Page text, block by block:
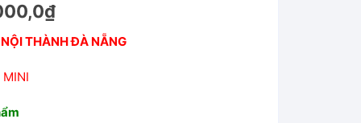
₫
THÀNH ĐÀ NẴNG
MINI